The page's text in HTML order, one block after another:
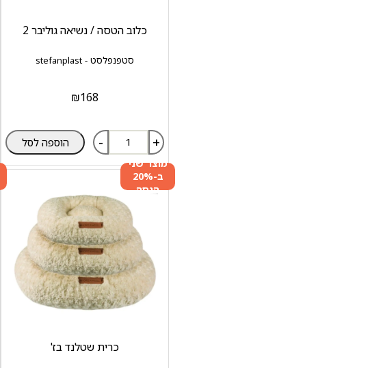
סטפנפלסט - stefanplast
כלוב הטסה / נשיאה גוליבר 2
₪168
- + הוספה לסל
מוצר שני
ב-20%
הנחה
כרית שטלנד בז'